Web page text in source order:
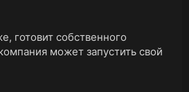
готовит собственного
может запустить свой